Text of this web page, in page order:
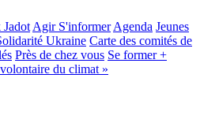
Jadot Agir S'informer Agenda Jeunes
Ukraine Carte des comités de
Près de chez vous Se former +
du climat »